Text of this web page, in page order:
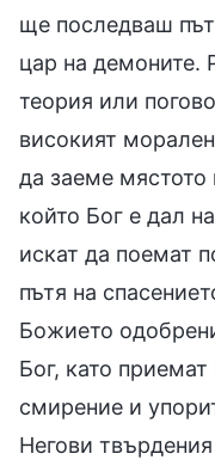
ще последваш
цар на демоните.
теория или
високият
да заеме мястото
който Бог е дал
искат да поемат
пътя на
Божието
Бог, като
смирение и
Негови